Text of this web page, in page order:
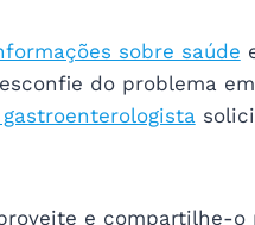
sobre saúde
do problema
e compartilhe-